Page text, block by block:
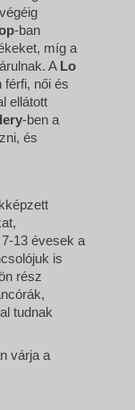
-ban
míg a
A Lo
férfi, női és
ellátott
-ben a
és
13 évesek a
is
rész
tudnak
várja a